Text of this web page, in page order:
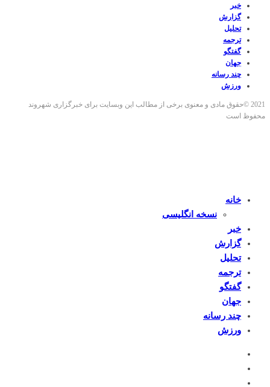
خبر
گزارش
تحلیل
ترجمه
گفتگو
جهان
چند رسانه
ورزش
2021 ©حقوق مادی و معنوی برخی از مطالب این وبسایت برای خبرگزاری شهروند
محفوظ است
خانه
نسخه انگلیسی
خبر
گزارش
تحلیل
ترجمه
گفتگو
جهان
چند رسانه
ورزش